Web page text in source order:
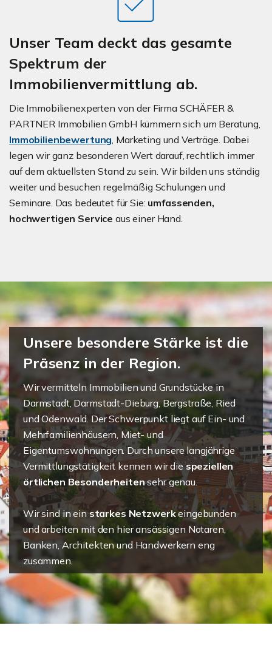
Unser Team deckt das gesamte
Spektrum der
Immobilienvermittlung ab.
Die Immobilienexperten von der Firma SCHÄFER &
PARTNER Immobilien GmbH kümmern sich um Beratung,
Immobilienbewertung, Marketing und Verträge. Dabei
legen wir ganz besonderen Wert darauf, rechtlich immer
auf dem aktuellsten Stand zu sein. Wir bilden uns ständig
weiter und besuchen regelmäßig Schulungen und
Seminare. Das bedeutet für Sie: umfassenden,
hochwertigen Service aus einer Hand.
Unsere besondere Stärke ist die
Präsenz in der Region.
Wir vermitteln Immobilien und Grundstücke in
Darmstadt, Darmstadt-Dieburg, Bergstraße, Ried
und Odenwald. Der Schwerpunkt liegt auf Ein- und
Mehrfamilienhäusern, Miet- und
Eigentumswohnungen. Durch unsere langjährige
Vermittlungstätigkeit kennen wir diespeziellen
örtlichen Besonderheitensehr genau.
Wir sind in einstarkes Netzwerkeingebunden
und arbeiten mit den hier ansässigen Notaren,
Banken, Architekten und Handwerkern eng
zusammen.